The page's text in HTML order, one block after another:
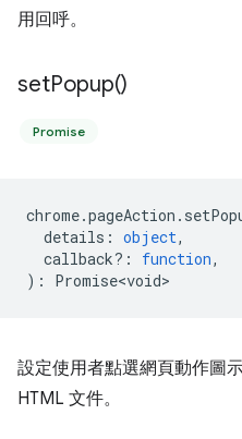
用回呼。
setPopup()
Promise
chrome.pageAction .
details : object,
callback? : function,
) : Promise<void>
設定使用者點選網頁動作圖
HTML 文件。